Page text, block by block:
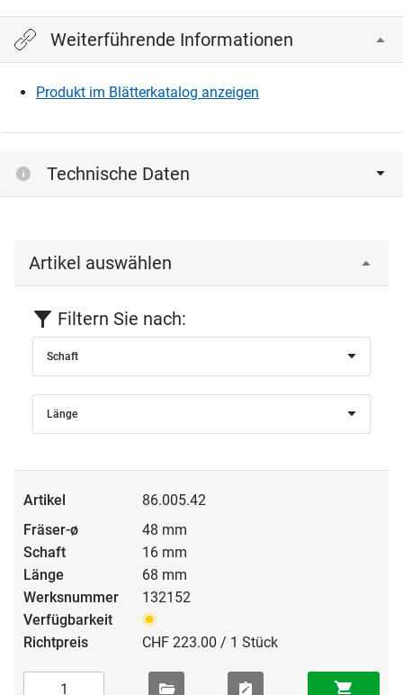
Weiterführende Informationen
Produkt im Blätterkatalog anzeigen
Technische Daten
Artikel auswählen
Filtern Sie nach:
Schaft
Länge
86.005.42
48 mm
16 mm
68 mm
132152
CHF 223.00 / 1 Stück